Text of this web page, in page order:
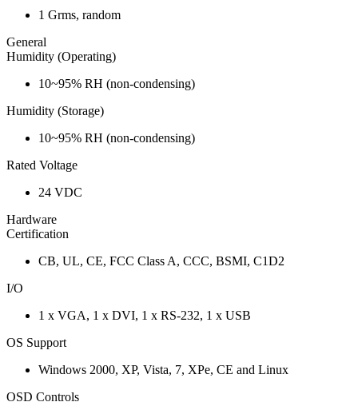
1 Grms, random
General
Humidity (Operating)
10~95% RH (non-condensing)
Humidity (Storage)
10~95% RH (non-condensing)
Rated Voltage
24 VDC
Hardware
Certification
CB, UL, CE, FCC Class A, CCC, BSMI, C1D2
I/O
1 x VGA, 1 x DVI, 1 x RS-232, 1 x USB
OS Support
Windows 2000, XP, Vista, 7, XPe, CE and Linux
OSD Controls